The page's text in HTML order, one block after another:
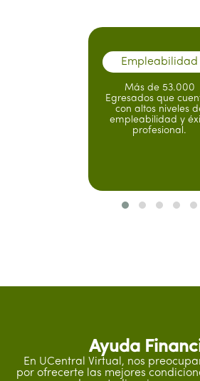
Empleabilidad
Más de 53.000
Egresados que
con altos niveles
empleabilidad y
profesional.
Ayuda
En UCentral Virtual, nos
por ofrecerte las mejores